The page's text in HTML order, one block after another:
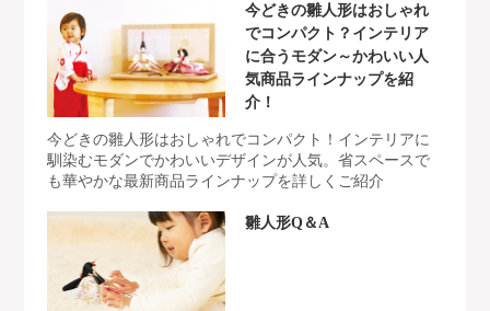
今どきの雛人形はおしゃれ
でコンパクト？インテリア
に合うモダン～かわいい人
気商品ラインナップを紹
介！
今どきの雛人形はおしゃれでコンパクト！インテリアに
馴染むモダンでかわいいデザインが人気。省スペースで
も華やかな最新商品ラインナップを詳しくご紹介
雛人形Q＆A